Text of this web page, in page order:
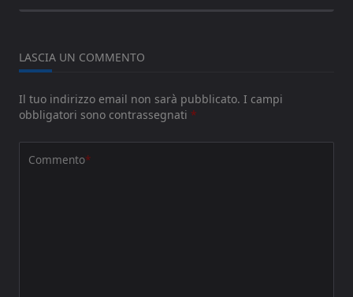
LASCIA UN COMMENTO
Il tuo indirizzo email non sarà pubblicato. I campi
obbligatori sono contrassegnati *
Commento*